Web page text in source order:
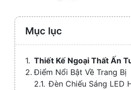
Mục lục
Thiết Kế Ngoại Thất Ấn
Điểm Nổi Bật Về Trang Bị
Đèn Chiếu Sáng LED